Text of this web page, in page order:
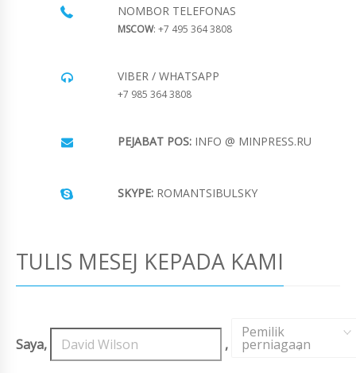
NOMBOR TELEFONAS
MSCOW: +7 495 364 3808
VIBER / WHATSAPP
+7 985 364 3808
PEJABAT POS: INFO @ MINPRESS.RU
SKYPE: ROMANTSIBULSKY
TULIS MESEJ KEPADA KAMI
Saya, ,
Pemilik
perniagaan
,